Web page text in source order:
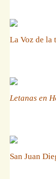
La Voz de la
Letanas en
San Juan